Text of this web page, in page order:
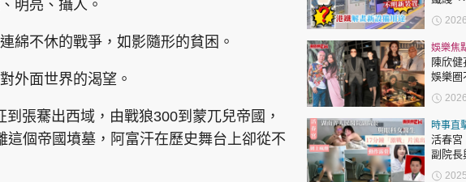
權及免責聲明 Copyright © 東周網 版權所有 . 不得轉載
明亮、攝人。
綿不休的戰爭，如影隨形的貧困。
外面世界的渴望。
張騫出西域，由戰狼300到蒙兀兒帝國，
這個帝國墳墓，阿富汗在歷史舞台上卻從不
鐵解畫
娛樂焦
陳欣健
娛樂圈
「爺孫
達51
基謝賢
時事直
活春宮
副院長
分鐘「